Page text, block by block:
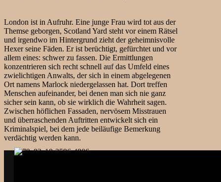
London ist in Aufruhr. Eine junge Frau wird tot aus der
Themse geborgen, Scotland Yard steht vor einem Rätsel
und irgendwo im Hintergrund zieht der geheimnisvolle
Hexer seine Fäden. Er ist berüchtigt, gefürchtet und vor
allem eines: schwer zu fassen. Die Ermittlungen
konzentrieren sich recht schnell auf das Umfeld eines
zwielichtigen Anwalts, der sich in einem abgelegenen
Ort namens Marlock niedergelassen hat. Dort treffen
Menschen aufeinander, bei denen man sich nie ganz
sicher sein kann, ob sie wirklich die Wahrheit sagen.
Zwischen höflichen Fassaden, nervösem Misstrauen
und überraschenden Auftritten entwickelt sich ein
Kriminalspiel, bei dem jede beiläufige Bemerkung
verdächtig werden kann.